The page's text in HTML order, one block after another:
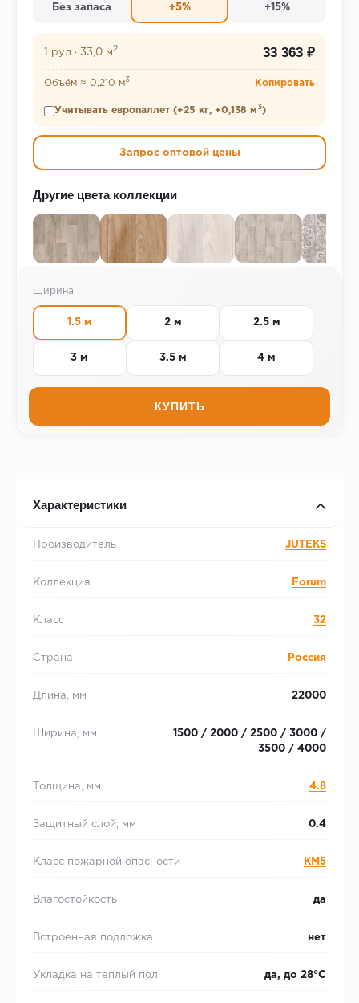
Без запаса +5% +15%
1 рул · 33,0 м 2 33 363 ₽
Объём ≈ 0,210 м3 Копировать
Учитывать европаллет (+25 кг, +0,138 м3)
Запрос оптовой цены
Другие цвета коллекции
Ширина
1.5 м 2 м 2.5 м
3 м 3.5 м 4 м
КУПИТЬ
Характеристики
Производитель JUTEKS
Коллекция Forum
Класс 32
Страна Россия
Длина, мм 22000
Ширина, мм
1500 / 2000 / 2500 / 3000 /
3500 / 4000
Толщина, мм 4.8
Защитный слой, мм 0.4
Класс пожарной опасности КМ5
Влагостойкость да
Встроенная подложка нет
Укладка на теплый пол да, до 28°С